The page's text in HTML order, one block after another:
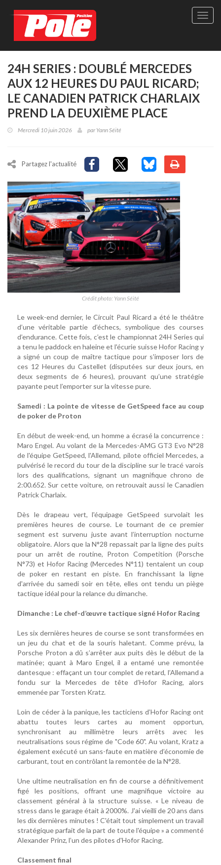
Site
24H SERIES : DOUBLÉ MERCEDES
AUX 12 HEURES DU PAUL RICARD;
LE CANADIEN PATRICK CHARLAIX
PREND LA DEUXIÈME PLACE
Mercredi 10 juin 2026 par Yann Séité
Partagez l'actualité
Crédit photo: Yann Séité
Le week-end dernier, le Circuit Paul Ricard a été le théâtre
d’une véritable partie d’échecs, symbolique des courses
d’endurance. Cette fois, c’est le championnat 24H Series qui
a tenu le paddock en haleine et l'écurie suisse Hofor Racing y
a signé un coup de maître tactique pour s'imposer lors de
ces 12 Heures du Castellet (disputées sur deux jours, en
deux segments de 6 heures), prouvant qu’une stratégie
payante peut l’emporter sur la vitesse pure.
Samedi : La pointe de vitesse de GetSpeed face au coup
de poker de Proton
En début de week-end, un homme a écrasé la concurrence :
Maro Engel. Au volant de la Mercedes-AMG GT3 Evo N°28
de l'équipe GetSpeed, l'Allemand, pilote officiel Mercedes, a
pulvérisé le record du tour de la discipline sur le tracé varois
lors des qualifications, signant un magnifique chrono de
2:00.652. Sur cette voiture, on retrouvait aussi le Canadien
Patrick Charlaix.
Dès le drapeau vert, l'équipage GetSpeed survolait les
premières heures de course. Le tournant de ce premier
segment est survenu juste avant l’interruption nocturne
obligatoire. Alors que la N°28 repassait par la ligne des puits
pour un arrêt de routine, Proton Competition (Porsche
N°73) et Hofor Racing (Mercedes N°11) tentaient un coup
de poker en restant en piste. En franchissant la ligne
d'arrivée du samedi soir en tête, elles ont tendu un piège
tactique idéal pour la relance du dimanche.
Dimanche : Le chef-d’œuvre tactique signé Hofor Racing
Les six dernières heures de course se sont transformées en
un jeu du chat et de la souris haletant. Comme prévu, la
Porsche Proton a dû s’arrêter aux puits dès le début de la
matinée; quant à Maro Engel, il a entamé une remontée
dantesque : effaçant un tour complet de retard, l’Allemand a
fondu sur la Mercedes de tête d’Hofor Racing, alors
emmenée par Torsten Kratz.
Loin de céder à la panique, les tacticiens d’Hofor Racing ont
abattu toutes leurs cartes au moment opportun,
synchronisant au millimètre leurs arrêts avec les
neutralisations sous régime de "Code 60". Au volant, Kratz a
également exécuté un sans-faute en matière d’économie de
carburant, tout en contrôlant la remontée de la N°28.
Une ultime neutralisation en fin de course a définitivement
figé les positions, offrant une magnifique victoire au
classement général à la structure suisse. « Le niveau de
stress dans le garage était à 2000%. J'ai vieilli de 20 ans dans
les dix dernières minutes ! C'était tout simplement un travail
stratégique parfait de la part de toute l'équipe » a commenté
Alexander Prinz, l’un des pilotes d'Hofor Racing.
Classement final